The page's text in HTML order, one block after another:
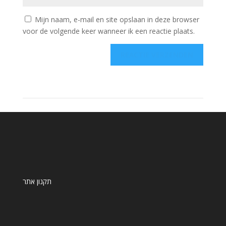
Mijn naam, e-mail en site opslaan in deze browser
voor de volgende keer wanneer ik een reactie plaats.
תקנון אתר